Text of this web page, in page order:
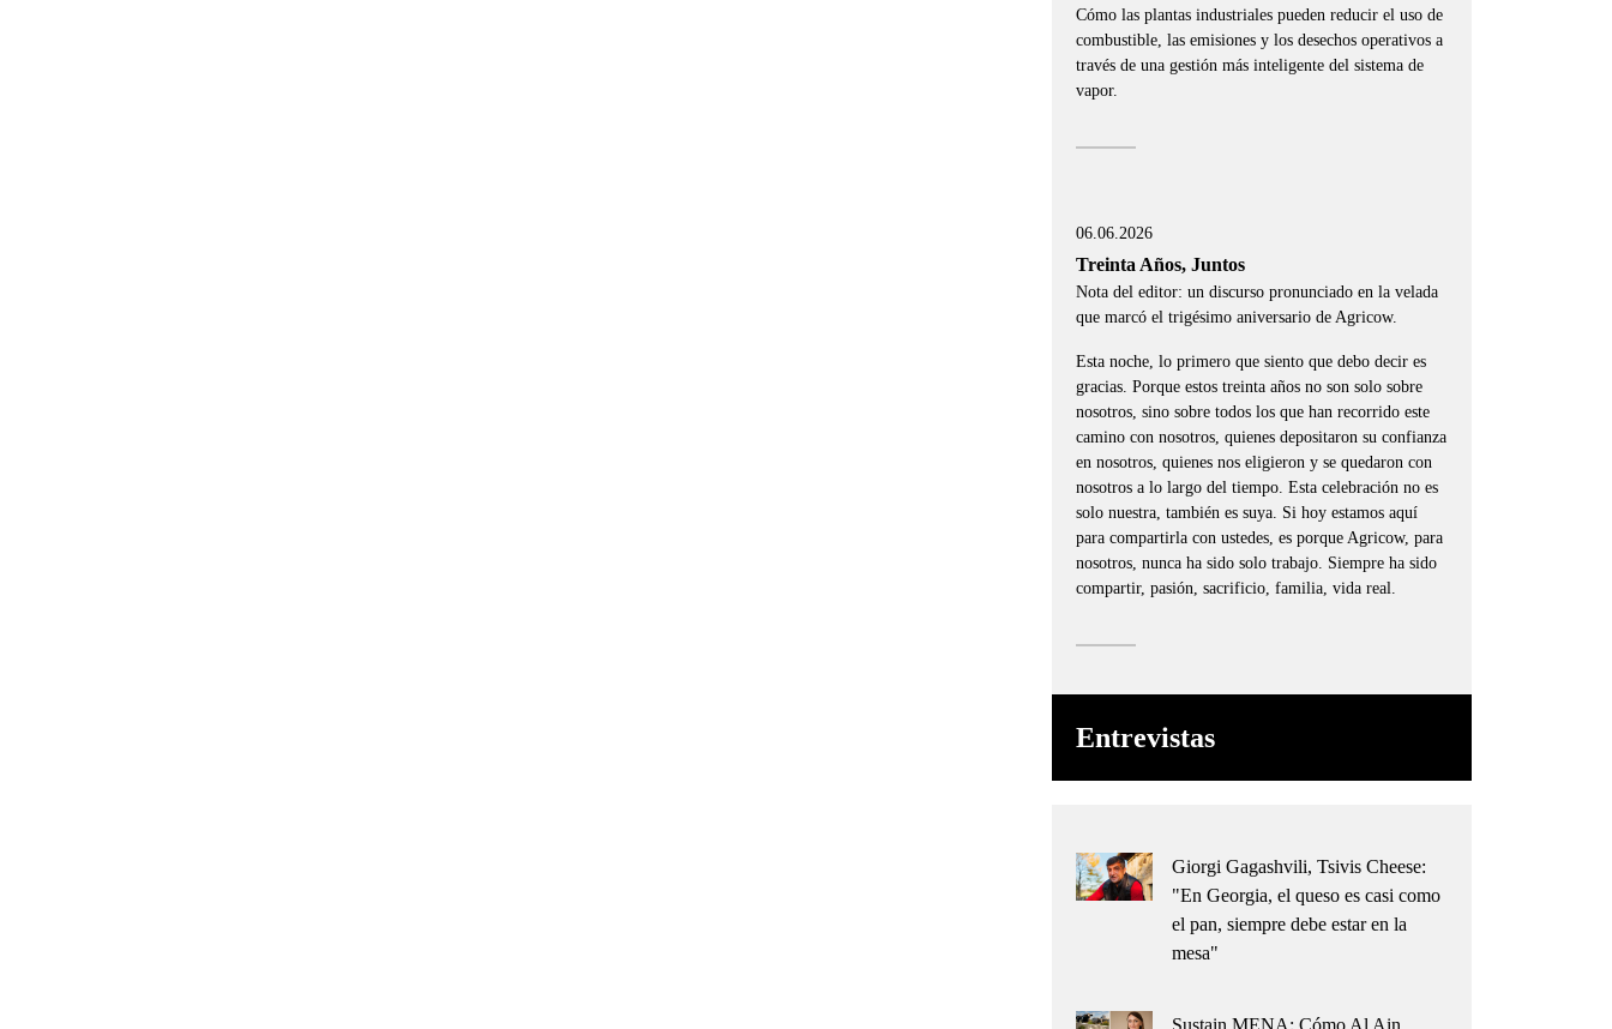
Cómo las plantas industriales pueden reducir el uso de
combustible, las emisiones y los desechos operativos a
través de una gestión más inteligente del sistema de
vapor.
06.06.2026
Treinta Años, Juntos
Nota del editor: un discurso pronunciado en la velada
que marcó el trigésimo aniversario de Agricow.
Esta noche, lo primero que siento que debo decir es
gracias. Porque estos treinta años no son solo sobre
nosotros, sino sobre todos los que han recorrido este
camino con nosotros, quienes depositaron su confianza
en nosotros, quienes nos eligieron y se quedaron con
nosotros a lo largo del tiempo. Esta celebración no es
solo nuestra, también es suya. Si hoy estamos aquí
para compartirla con ustedes, es porque Agricow, para
nosotros, nunca ha sido solo trabajo. Siempre ha sido
compartir, pasión, sacrificio, familia, vida real.
Entrevistas
Giorgi Gagashvili, Tsivis Cheese:
"En Georgia, el queso es casi como
el pan, siempre debe estar en la
mesa"